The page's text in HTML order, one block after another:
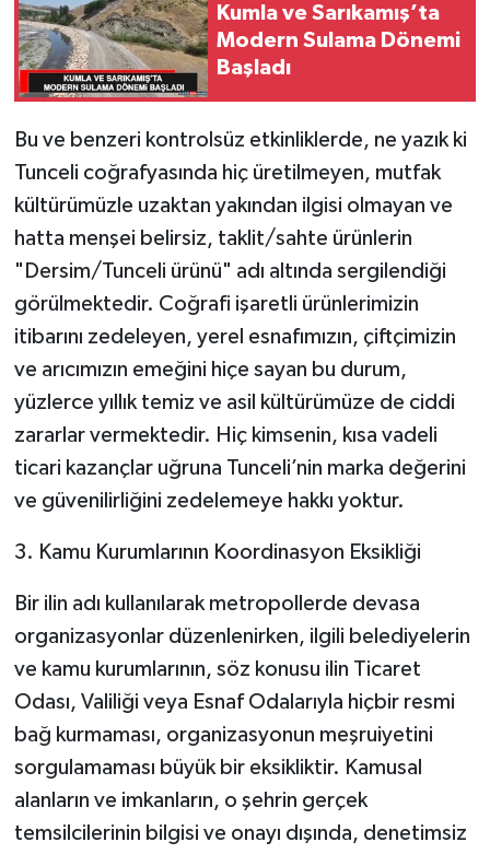
Kumla ve Sarıkamış’ta
Modern Sulama Dönemi
Başladı
Bu ve benzeri kontrolsüz etkinliklerde, ne yazık ki
Tunceli coğrafyasında hiç üretilmeyen, mutfak
kültürümüzle uzaktan yakından ilgisi olmayan ve
hatta menşei belirsiz, taklit/sahte ürünlerin
"Dersim/Tunceli ürünü" adı altında sergilendiği
görülmektedir. Coğrafi işaretli ürünlerimizin
itibarını zedeleyen, yerel esnafımızın, çiftçimizin
ve arıcımızın emeğini hiçe sayan bu durum,
yüzlerce yıllık temiz ve asil kültürümüze de ciddi
zararlar vermektedir. Hiç kimsenin, kısa vadeli
ticari kazançlar uğruna Tunceli’nin marka değerini
ve güvenilirliğini zedelemeye hakkı yoktur.
3. Kamu Kurumlarının Koordinasyon Eksikliği
Bir ilin adı kullanılarak metropollerde devasa
organizasyonlar düzenlenirken, ilgili belediyelerin
ve kamu kurumlarının, söz konusu ilin Ticaret
Odası, Valiliği veya Esnaf Odalarıyla hiçbir resmi
bağ kurmaması, organizasyonun meşruiyetini
sorgulamaması büyük bir eksikliktir. Kamusal
alanların ve imkanların, o şehrin gerçek
temsilcilerinin bilgisi ve onayı dışında, denetimsiz